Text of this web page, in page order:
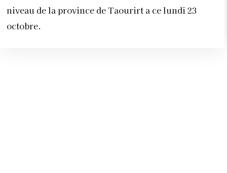
niveau de la province de Taourirt a ce lundi 23
octobre.